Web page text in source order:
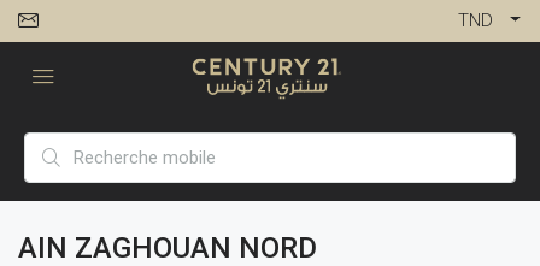
TND
AIN ZAGHOUAN NORD